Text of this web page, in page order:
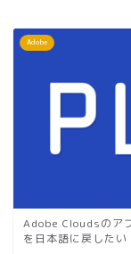
Adobe
Adobe Cloudsのア
を日本語に戻したい